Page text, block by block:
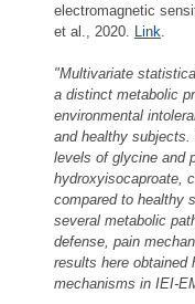
electromagnetic
et al., 2020. Link.
"Multivariate
a distinct metabolic
environmental
and healthy
levels of glycine and
hydroxyisocaproate,
compared to healthy
several metabolic
defense, pain
results here obtained
mechanisms in IEI-